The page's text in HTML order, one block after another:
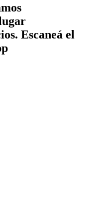
Escaneá el